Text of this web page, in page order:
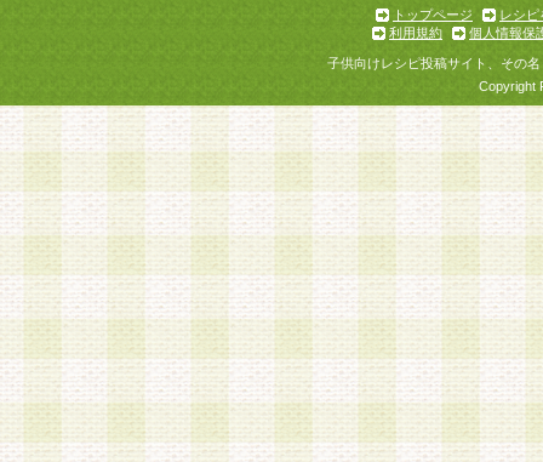
トップページ
レシピ
利用規約
個人情報保
子供向けレシピ投稿サイト、その
Copyright